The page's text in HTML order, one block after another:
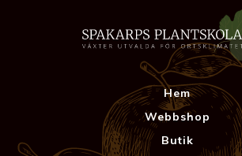
Hem
Webbshop
Butik